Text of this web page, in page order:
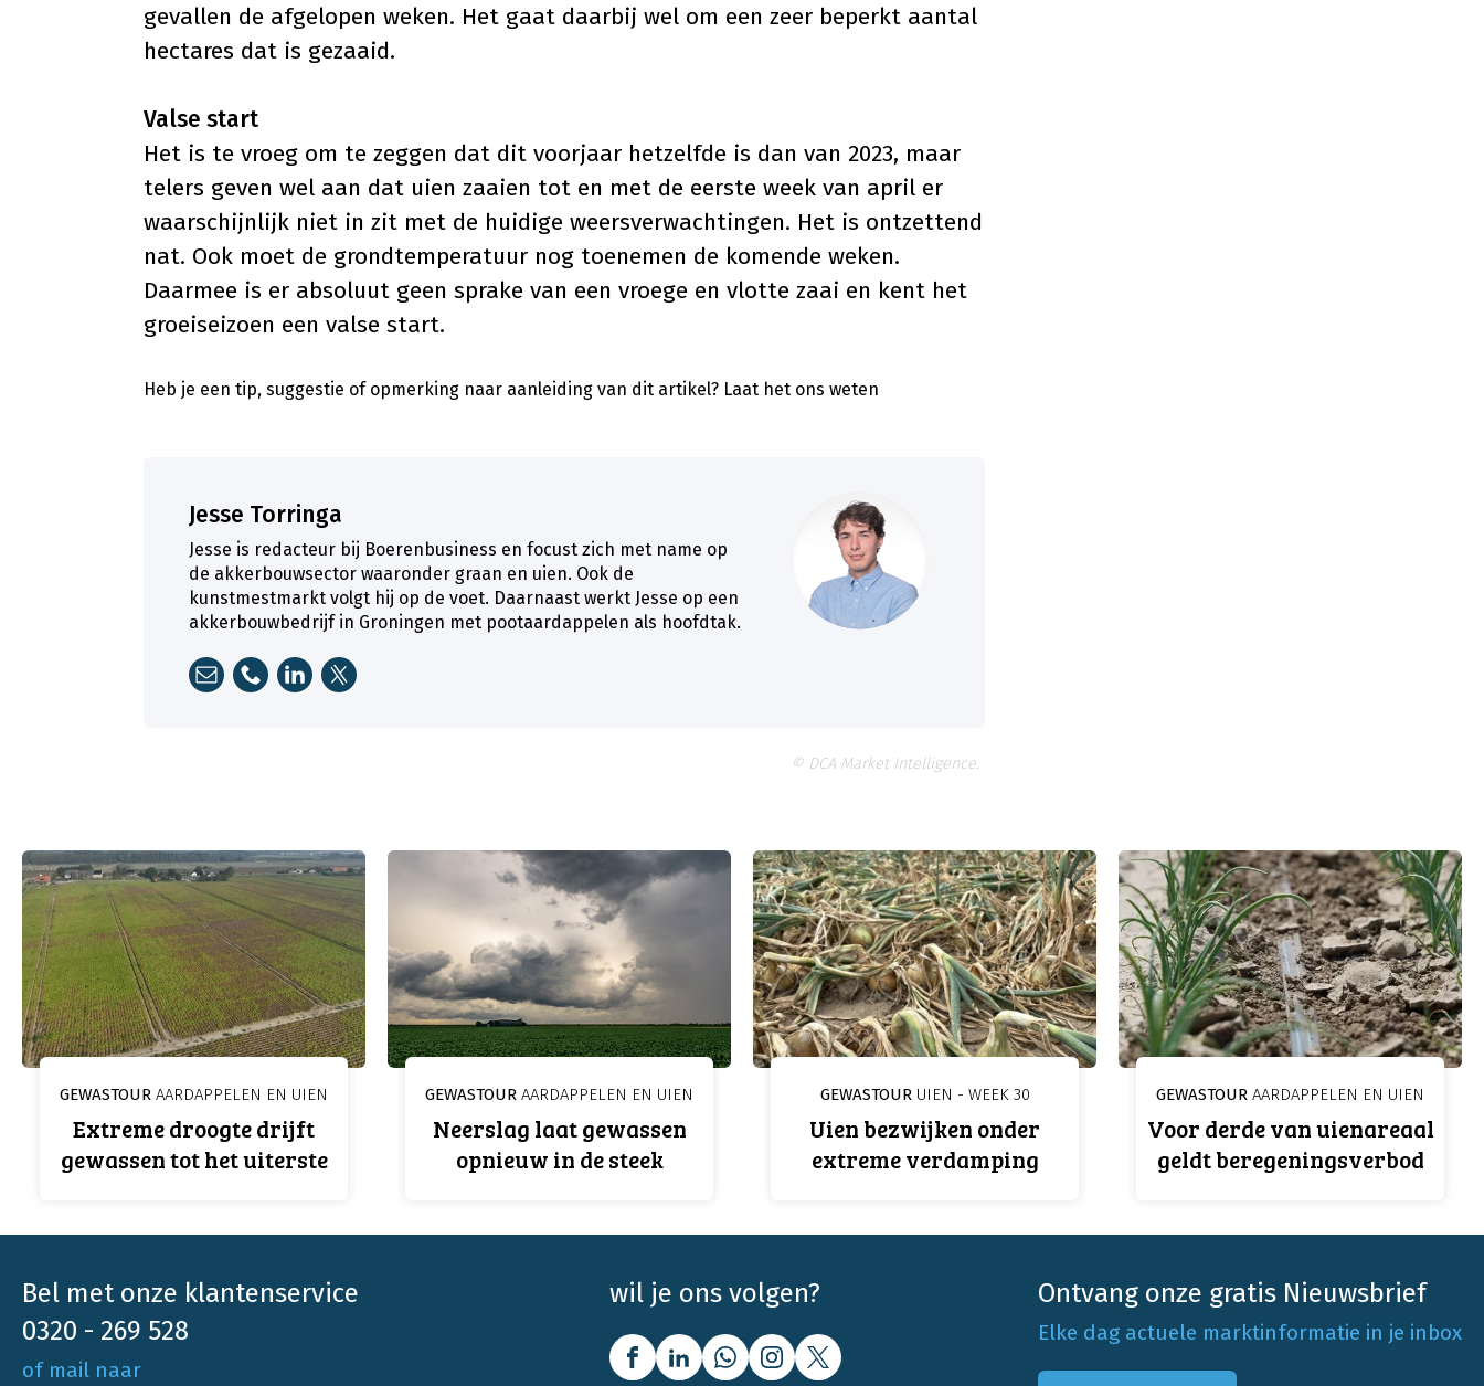
gevallen de afgelopen weken. Het gaat daarbij wel om een zeer beperkt aantal
hectares dat is gezaaid.
Valse start
Het is te vroeg om te zeggen dat dit voorjaar hetzelfde is dan van 2023, maar
telers geven wel aan dat uien zaaien tot en met de eerste week van april er
waarschijnlijk niet in zit met de huidige weersverwachtingen. Het is ontzettend
nat. Ook moet de grondtemperatuur nog toenemen de komende weken.
Daarmee is er absoluut geen sprake van een vroege en vlotte zaai en kent het
groeiseizoen een valse start.
Heb je een tip, suggestie of opmerking naar aanleiding van dit artikel? Laat het ons weten
Jesse Torringa
Jesse is redacteur bij Boerenbusiness en focust zich met name op
de akkerbouwsector waaronder graan en uien. Ook de
kunstmestmarkt volgt hij op de voet. Daarnaast werkt Jesse op een
akkerbouwbedrijf in Groningen met pootaardappelen als hoofdtak.
© DCA Market Intelligence.
GEWASTOUR AARDAPPELEN EN UIEN
Extreme droogte drijft
gewassen tot het uiterste
GEWASTOUR AARDAPPELEN EN UIEN
Neerslag laat gewassen
opnieuw in de steek
GEWASTOURUIEN - WEEK 30
Uien bezwijken onder
extreme verdamping
GEWASTOUR AARDAPPELEN EN UIEN
Voor derde van uienareaal
geldt beregeningsverbod
Bel met onze klantenservice
0320 - 269 528
of mail naar
wil je ons volgen? Ontvang onze gratis Nieuwsbrief
Elke dag actuele marktinformatie in je inbox